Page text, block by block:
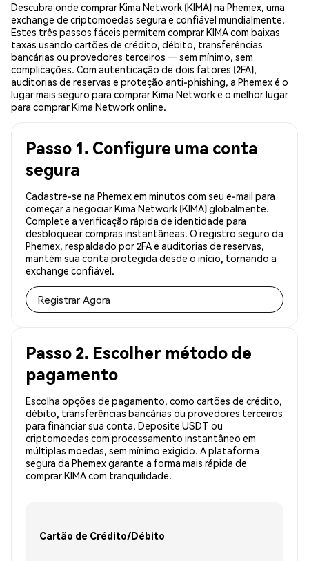
Descubra onde comprar Kima Network (KIMA) na Phemex, uma
exchange de criptomoedas segura e confiável mundialmente.
Estes três passos fáceis permitem comprar KIMA com baixas
taxas usando cartões de crédito, débito, transferências
bancárias ou provedores terceiros — sem mínimo, sem
complicações. Com autenticação de dois fatores (2FA),
auditorias de reservas e proteção anti-phishing, a Phemex é o
lugar mais seguro para comprar Kima Network e o melhor lugar
para comprar Kima Network online.
Passo 1. Configure uma conta
segura
Cadastre-se na Phemex em minutos com seu e-mail para
começar a negociar Kima Network (KIMA) globalmente.
Complete a verificação rápida de identidade para
desbloquear compras instantâneas. O registro seguro da
Phemex, respaldado por 2FA e auditorias de reservas,
mantém sua conta protegida desde o início, tornando a
exchange confiável.
Registrar Agora
Passo 2. Escolher método de
pagamento
Escolha opções de pagamento, como cartões de crédito,
débito, transferências bancárias ou provedores terceiros
para financiar sua conta. Deposite USDT ou
criptomoedas com processamento instantâneo em
múltiplas moedas, sem mínimo exigido. A plataforma
segura da Phemex garante a forma mais rápida de
comprar KIMA com tranquilidade.
Cartão de Crédito/Débito